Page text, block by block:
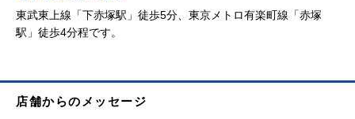
東武東上線「下赤塚駅」徒歩5分、東京メトロ有楽町線「赤塚
駅」徒歩4分程です。
店舗からのメッセージ